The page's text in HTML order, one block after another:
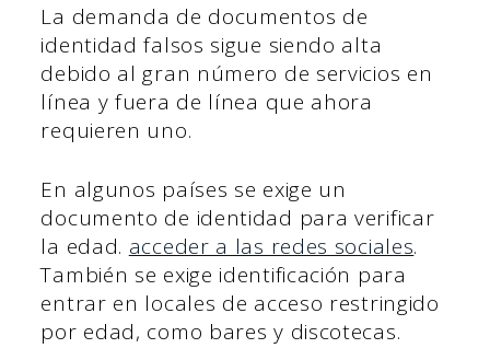
La demanda de documentos de
identidad falsos sigue siendo alta
debido al gran número de servicios en
línea y fuera de línea que ahora
requieren uno.
En algunos países se exige un
documento de identidad para verificar
la edad. acceder a las redes sociales.
También se exige identificación para
entrar en locales de acceso restringido
por edad, como bares y discotecas.